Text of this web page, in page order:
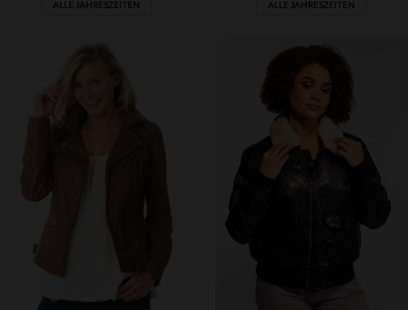
ALLE JAHRESZEITEN
VERFÜGBARE GRÖSSEN
ALLE JAHRESZEITEN